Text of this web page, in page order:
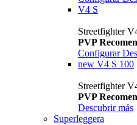
V4 S
Streetfighter
PVP
Configurar
new V4 S 100
Streetfighter
PVP
Descubrir más
Superleggera